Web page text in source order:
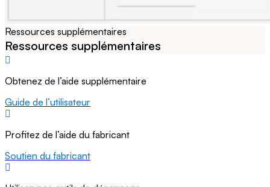
Ressources supplémentaires
Ressources supplémentaires
Obtenez de l’aide supplémentaire
Guide de l’utilisateur
Profitez de l’aide du fabricant
Soutien du fabricant